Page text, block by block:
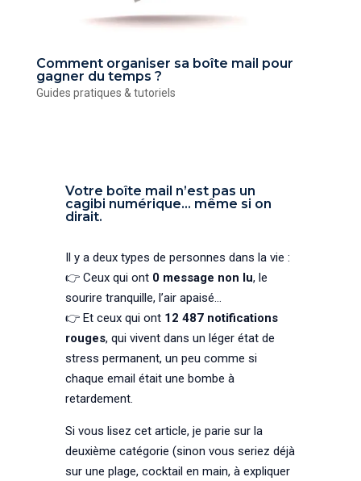
Comment organiser sa boîte mail pour
gagner du temps ?
Guides pratiques & tutoriels
Votre boîte mail n’est pas un
cagibi numérique… même si on
dirait.
Il y a deux types de personnes dans la vie :
👉 Ceux qui ont 0 message non lu, le
sourire tranquille, l’air apaisé…
👉 Et ceux qui ont 12 487 notifications
rouges, qui vivent dans un léger état de
stress permanent, un peu comme si
chaque email était une bombe à
retardement.
Si vous lisez cet article, je parie sur la
deuxième catégorie (sinon vous seriez déjà
sur une plage, cocktail en main, à expliquer